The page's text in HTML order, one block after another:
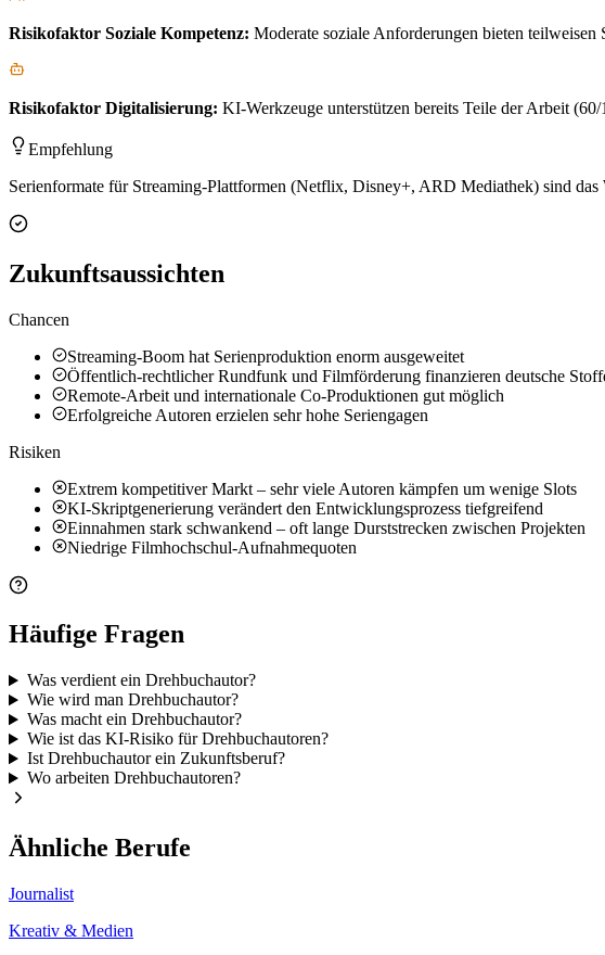
Risikofaktor Soziale Kompetenz: Moderate soziale Anforderungen bieten
Risikofaktor Digitalisierung: KI-Werkzeuge unterstützen bereits Teile der Arbeit
Empfehlung
Serienformate für Streaming-Plattformen (Netflix, Disney+, ARD Mediathek) sind
Zukunftsaussichten
Chancen
Streaming-Boom hat Serienproduktion enorm ausgeweitet
Öffentlich-rechtlicher Rundfunk und Filmförderung finanzieren deutsche
Remote-Arbeit und internationale Co-Produktionen gut möglich
Erfolgreiche Autoren erzielen sehr hohe Seriengagen
Risiken
Extrem kompetitiver Markt – sehr viele Autoren kämpfen um wenige Slots
KI-Skriptgenerierung verändert den Entwicklungsprozess tiefgreifend
Einnahmen stark schwankend – oft lange Durststrecken zwischen Projekten
Niedrige Filmhochschul-Aufnahmequoten
Häufige Fragen
Was verdient ein Drehbuchautor?
Wie wird man Drehbuchautor?
Was macht ein Drehbuchautor?
Wie ist das KI-Risiko für Drehbuchautoren?
Ist Drehbuchautor ein Zukunftsberuf?
Wo arbeiten Drehbuchautoren?
Ähnliche Berufe
Journalist
Kreativ & Medien